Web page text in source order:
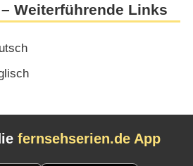
Weiterführende Links
fernsehserien.de App